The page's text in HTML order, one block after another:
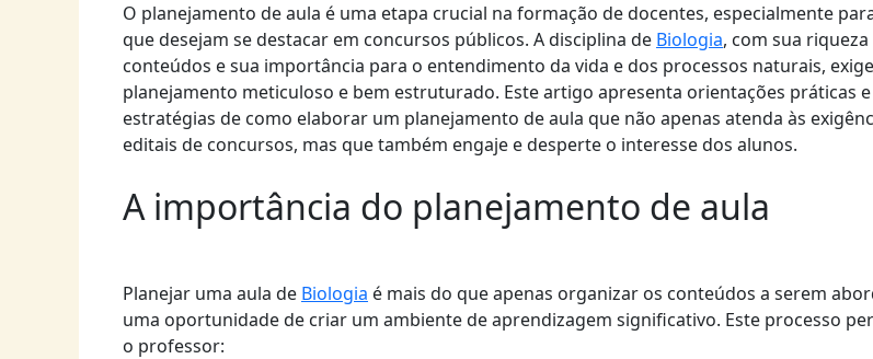
O planejamento de aula é uma etapa crucial na formação de docentes, especialmente
que desejam se destacar em concursos públicos. A disciplina de Biologia, com sua riqueza
conteúdos e sua importância para o entendimento da vida e dos processos naturais,
planejamento meticuloso e bem estruturado. Este artigo apresenta orientações práticas e
estratégias de como elaborar um planejamento de aula que não apenas atenda às
editais de concursos, mas que também engaje e desperte o interesse dos alunos.
A importância do planejamento de aula
Planejar uma aula de Biologia é mais do que apenas organizar os conteúdos a serem
uma oportunidade de criar um ambiente de aprendizagem significativo. Este processo
o professor: